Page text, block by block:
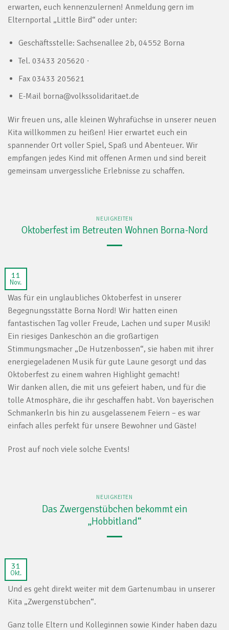
erwarten, euch kennenzulernen! Anmeldung gern im
Elternportal „Little Bird“ oder unter:
Geschäftsstelle: Sachsenallee 2b, 04552 Borna
Tel. 03433 205620 ∙
Fax 03433 205621
E-Mail borna@volkssolidaritaet.de
Wir freuen uns, alle kleinen Wyhrafüchse in unserer neuen
Kita willkommen zu heißen! Hier erwartet euch ein
spannender Ort voller Spiel, Spaß und Abenteuer. Wir
empfangen jedes Kind mit offenen Armen und sind bereit
gemeinsam unvergessliche Erlebnisse zu schaffen.
NEUIGKEITEN
Oktoberfest im Betreuten Wohnen Borna-Nord
11
Nov.
Was für ein unglaubliches Oktoberfest in unserer
Begegnungsstätte Borna Nord! Wir hatten einen
fantastischen Tag voller Freude, Lachen und super Musik!
Ein riesiges Dankeschön an die großartigen
Stimmungsmacher „De Hutzenbossen“, sie haben mit ihrer
energiegeladenen Musik für gute Laune gesorgt und das
Oktoberfest zu einem wahren Highlight gemacht!
Wir danken allen, die mit uns gefeiert haben, und für die
tolle Atmosphäre, die ihr geschaffen habt. Von bayerischen
Schmankerln bis hin zu ausgelassenem Feiern – es war
einfach alles perfekt für unsere Bewohner und Gäste!
Prost auf noch viele solche Events!
NEUIGKEITEN
Das Zwergenstübchen bekommt ein
„Hobbitland“
31
Okt.
Und es geht direkt weiter mit dem Gartenumbau in unserer
Kita „Zwergenstübchen“.
Ganz tolle Eltern und Kolleginnen sowie Kinder haben dazu